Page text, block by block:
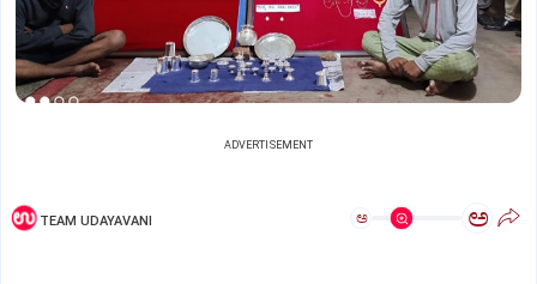
ADVERTISEMENT
TEAM UDAYAVANI ಅ ಅ